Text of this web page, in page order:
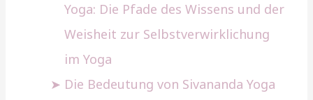
Yoga: Die Pfade des Wissens und der
Weisheit zur Selbstverwirklichung
im Yoga
Die Bedeutung von Sivananda Yoga